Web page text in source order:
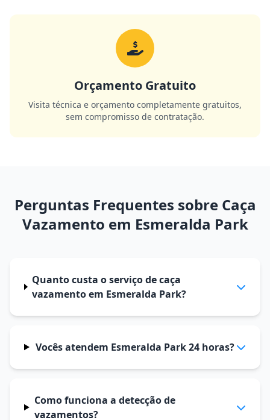
Orçamento Gratuito
Visita técnica e orçamento completamente gratuitos,
sem compromisso de contratação.
Perguntas Frequentes sobre Caça
Vazamento em Esmeralda Park
Quanto custa o serviço de caça
vazamento em Esmeralda Park?
Vocês atendem Esmeralda Park 24 horas?
Como funciona a detecção de
vazamentos?